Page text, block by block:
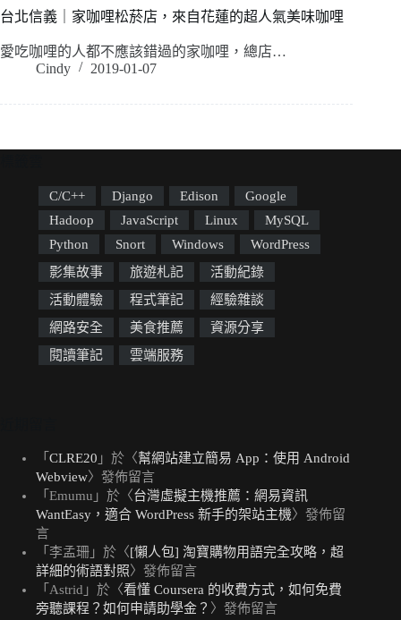
台北信義｜家咖哩松菸店，來自花蓮的超人氣美味咖哩
愛吃咖哩的人都不應該錯過的家咖哩，總店…
Cindy
2019-01-07
C/C++ Django Edison
Google
Hadoop
JavaScript Linux
MySQL
Python
Snort Windows
WordPress
影集故事
旅遊札記
活動紀錄
活動體驗
程式筆記
經驗雜談
網路安全
美食推薦
資源分享
閱讀筆記
雲端服務
「 CLRE20 」於〈幫網站建立簡易 App：使用 Android
Webview〉發佈留言
「 Emumu 」於〈台灣虛擬主機推薦：網易資訊
WantEasy，適合 WordPress 新手的架站主機〉發佈留
言
「 李孟珊 」於〈[懶人包] 淘寶購物用語完全攻略，超
詳細的術語對照〉發佈留言
「 Astrid 」於〈看懂 Coursera 的收費方式，如何免費
旁聽課程？如何申請助學金？ 〉發佈留言